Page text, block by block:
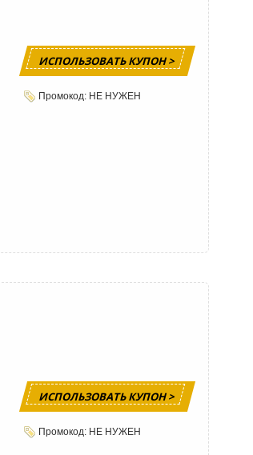
ИСПОЛЬЗОВАТЬ КУПОН >
Промокод: НЕ НУЖЕН
ИСПОЛЬЗОВАТЬ КУПОН >
Промокод: НЕ НУЖЕН